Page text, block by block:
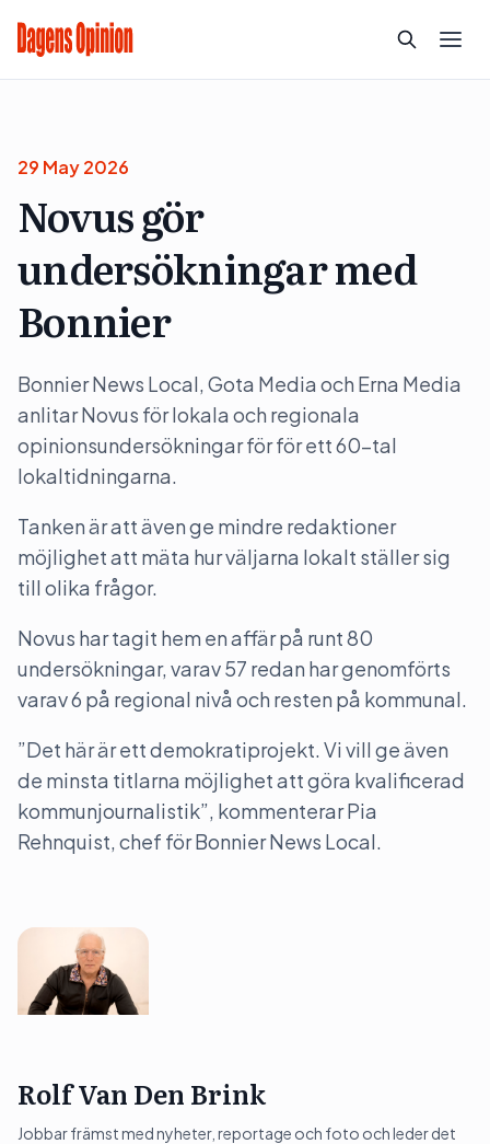
29 May 2026
Novus gör
undersökningar med
Bonnier
Bonnier News Local, Gota Media och Erna Media
anlitar Novus för lokala och regionala
opinionsundersökningar för för ett 60-tal
lokaltidningarna.
Tanken är att även ge mindre redaktioner
möjlighet att mäta hur väljarna lokalt ställer sig
till olika frågor.
Novus har tagit hem en affär på runt 80
undersökningar, varav 57 redan har genomförts
varav 6 på regional nivå och resten på kommunal.
”Det här är ett demokratiprojekt. Vi vill ge även
de minsta titlarna möjlighet att göra kvalificerad
kommunjournalistik”, kommenterar Pia
Rehnquist, chef för Bonnier News Local.
Rolf Van Den Brink
Jobbar främst med nyheter, reportage och foto och leder det